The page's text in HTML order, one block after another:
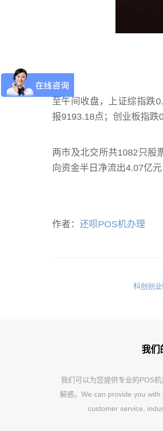
至午间收盘，上证综指跌
报9193.18点；创业板指跌
两市及北交所共1082只股
向资金半日净流出4.07亿
作者： 还呗POS机办理
科创创
我们
我们可以为您提供专业的POS
解惑。We can provide you
customer service,